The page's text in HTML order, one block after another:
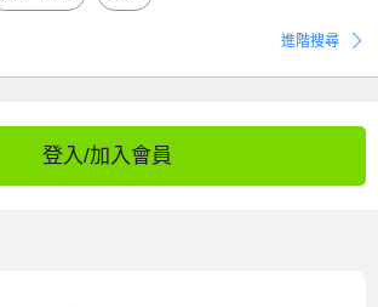
進階搜尋
登入/加入會員